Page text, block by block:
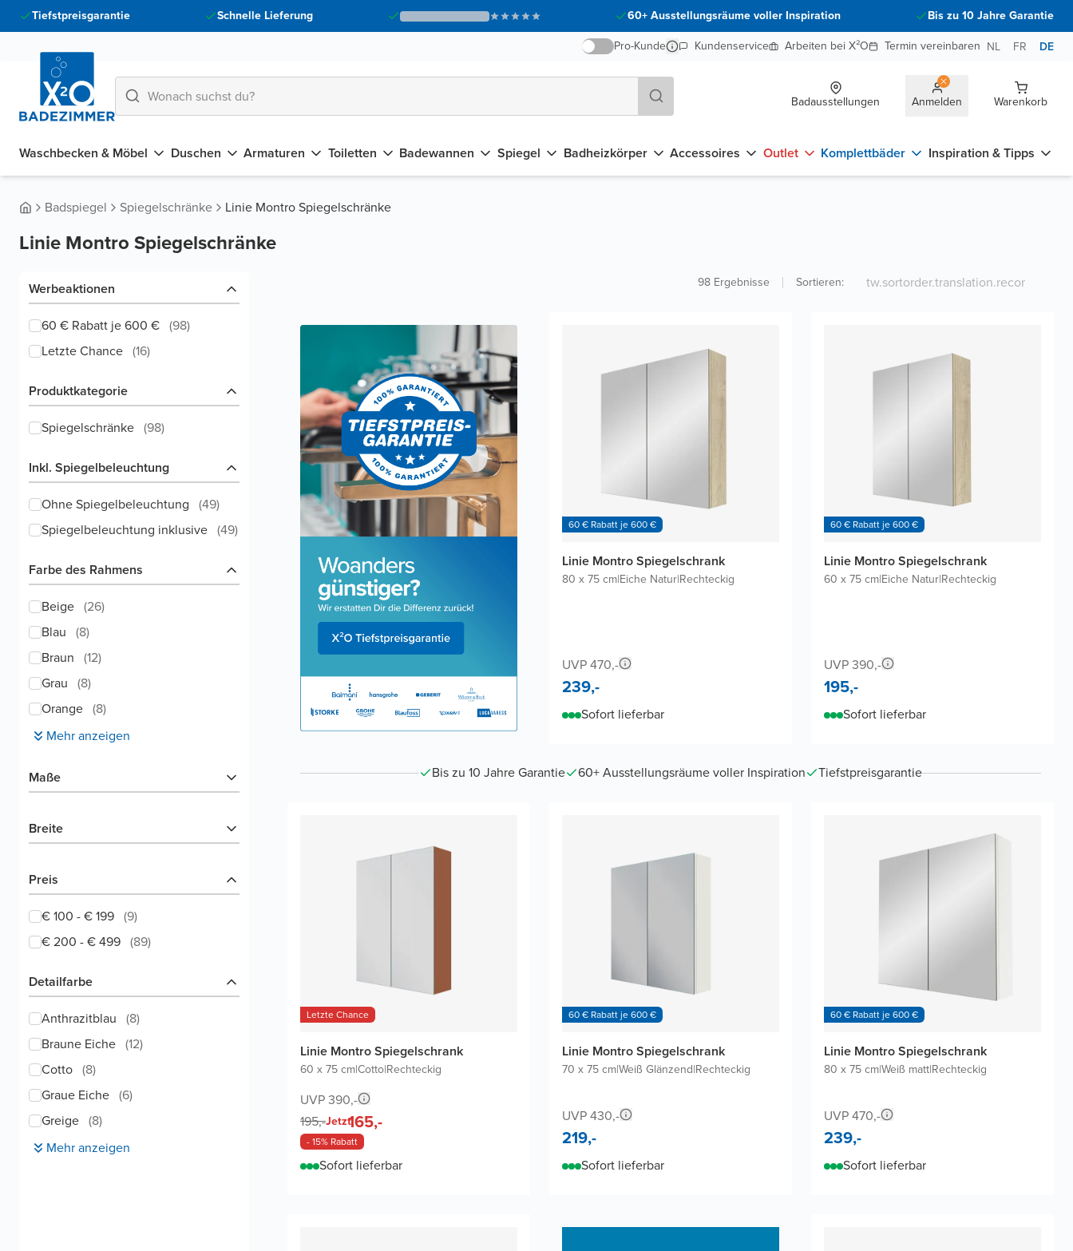
Tiefstpreisgarantie Schnelle Lieferung 60+ Ausstellungsräume voller Inspiration
Bis zu 10 Jahre Garantie
Pro-Kunde
Kundenservice Arbeiten bei X²O Termin vereinbaren NL FR DE
Badausstellungen Anmelden Warenkorb
Waschbecken & Möbel Duschen Armaturen Toiletten Badewannen Spiegel Badheizkörper Accessoires Outlet Komplettbäder Inspiration & Tipps
Badspiegel Spiegelschränke Linie Montro Spiegelschränke
Linie Montro Spiegelschränke
Werbeaktionen
60 € Rabatt je 600 € (98)
Letzte Chance (16)
Produktkategorie
Spiegelschränke (98)
Inkl. Spiegelbeleuchtung
Ohne Spiegelbeleuchtung (49)
Spiegelbeleuchtung inklusive (49)
Farbe des Rahmens
Beige (26)
Blau (8)
Braun (12)
Grau (8)
Orange (8)
Mehr anzeigen
Maße
Breite
Preis
€ 100 - € 199 (9)
€ 200 - € 499 (89)
Detailfarbe
Anthrazitblau (8)
Braune Eiche (12)
Cotto (8)
Graue Eiche (6)
Greige (8)
Mehr anzeigen
98 Ergebnisse Sortieren:
60 € Rabatt je 600 €
Linie Montro Spiegelschrank
80 x 75 cm|Eiche Natur|Rechteckig
UVP 470,-
239,-
Sofort lieferbar
60 € Rabatt je 600 €
Linie Montro Spiegelschrank
60 x 75 cm|Eiche Natur|Rechteckig
UVP 390,-
195,-
Sofort lieferbar
Bis zu 10 Jahre Garantie 60+ Ausstellungsräume voller Inspiration Tiefstpreisgarantie
Letzte Chance
Linie Montro Spiegelschrank
60 x 75 cm|Cotto|Rechteckig
UVP 390,-
195,-Jetzt165,-
- 15% Rabatt
Sofort lieferbar
60 € Rabatt je 600 €
Linie Montro Spiegelschrank
70 x 75 cm|Weiß Glänzend|Rechteckig
UVP 430,-
219,-
Sofort lieferbar
60 € Rabatt je 600 €
Linie Montro Spiegelschrank
80 x 75 cm|Weiß matt|Rechteckig
UVP 470,-
239,-
Sofort lieferbar